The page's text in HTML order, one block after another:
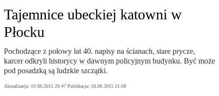
Tajemnice ubeckiej katowni w
Płocku
Pochodzące z połowy lat 40. napisy na ścianach, stare prycze,
karcer odkryli historycy w dawnym policyjnym budynku. Być może
pod posadzką są ludzkie szczątki.
Aktualizacja: 19.08.2015 20:47 Publikacja: 18.08.2015 21:08